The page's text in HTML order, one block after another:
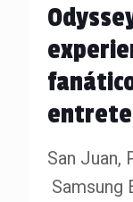
San Juan,
Samsung